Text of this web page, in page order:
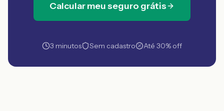
Calcular meu seguro grátis
3 minutos Sem cadastro Até 30% off